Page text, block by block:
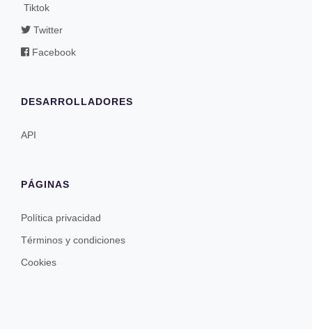
Tiktok
Twitter
Facebook
DESARROLLADORES
API
PÁGINAS
Política privacidad
Términos y condiciones
Cookies